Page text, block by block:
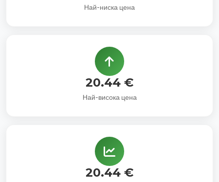
Най-ниска цена
20.44 €
Най-висока цена
20.44 €